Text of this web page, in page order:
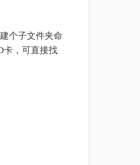
个子文件夹命
卡，可直接找